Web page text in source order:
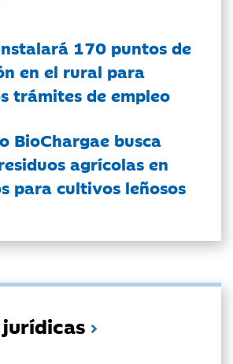
170 puntos de
en el rural para
trámites de empleo
BioChargae busca
agrícolas en
para cultivos leñosos